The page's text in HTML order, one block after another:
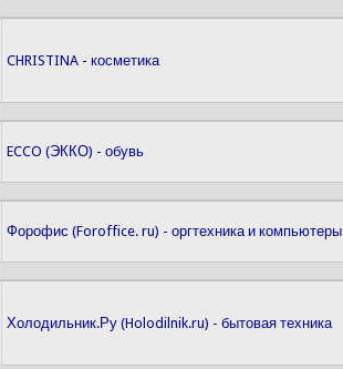
CHRISTINA - косметика
ECCO (ЭККО) - обувь
Форофис (Foroffice. ru) - оргтехника и компьютеры
Холодильник.Ру (Holodilnik.ru) - бытовая техника